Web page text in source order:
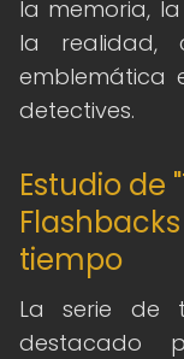
la memoria,
la realidad,
emblemática
detectives.
Estudio de
tiempo
La serie de
destacado